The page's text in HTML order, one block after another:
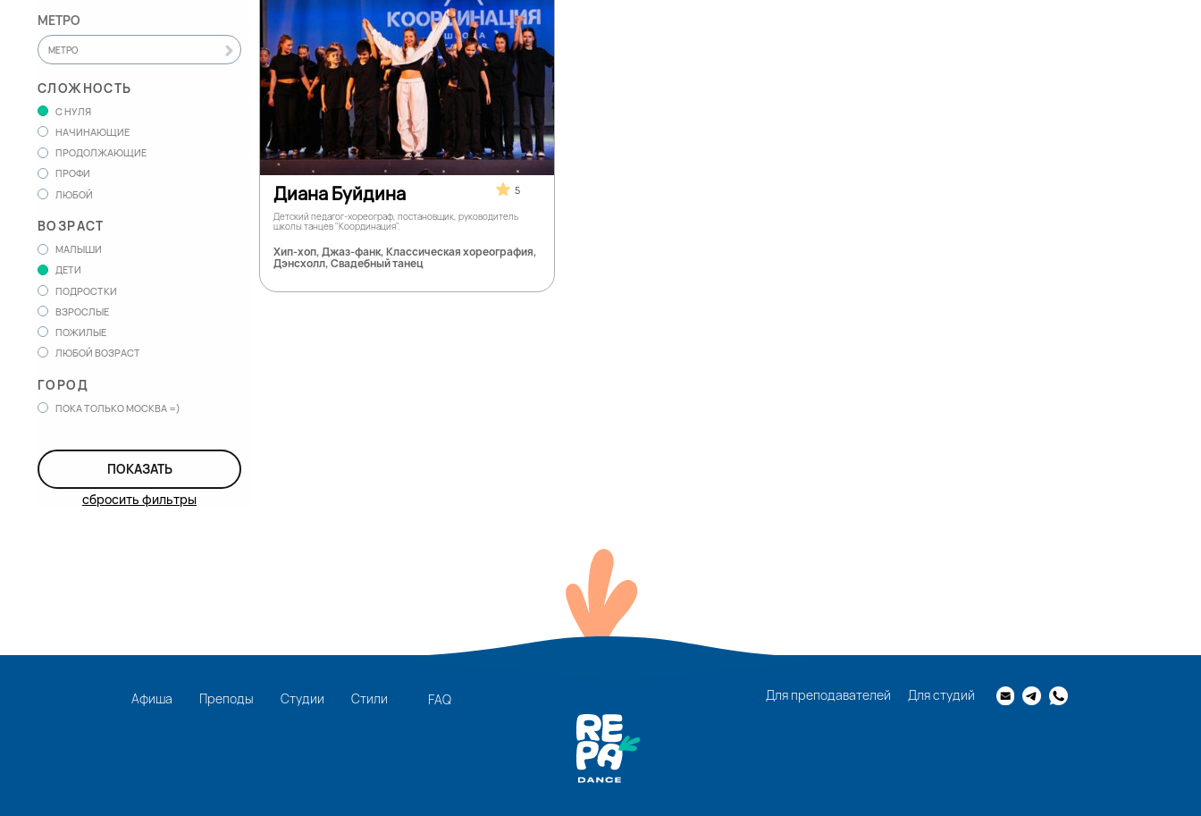
МЕТРО
МЕТРО
СЛОЖНОСТЬ
С НУЛЯ
НАЧИНАЮЩИЕ
ПРОДОЛЖАЮЩИЕ
ПРОФИ
ЛЮБОЙ
ВОЗРАСТ
МАЛЫШИ
ДЕТИ
ПОДРОСТКИ
ВЗРОСЛЫЕ
ПОЖИЛЫЕ
ЛЮБОЙ ВОЗРАСТ
ГОРОД
ПОКА ТОЛЬКО МОСКВА =)
ПОКАЗАТЬ
сбросить фильтры
Диана Буйдина 5
Детский педагог-хореограф, постановщик, руководитель
школы танцев "Координация".
Хип-хоп, Джаз-фанк, Классическая хореография,
Дэнсхолл, Свадебный танец
Афиша Преподы Студии Стили FAQ Для преподавателей Для студий